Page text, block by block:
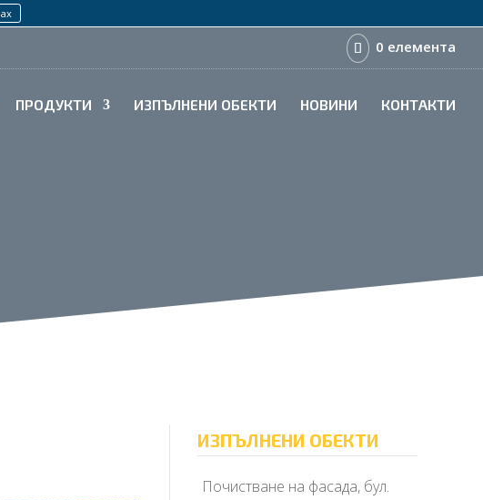
0 елемента
ПРОДУКТИ ИЗПЪЛНЕНИ ОБЕКТИ НОВИНИ КОНТАКТИ
ИЗПЪЛНЕНИ ОБЕКТИ
Почистване на фасада, бул.